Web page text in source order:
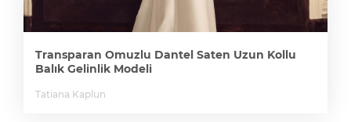
Transparan Omuzlu Dantel Saten Uzun Kollu
Balık Gelinlik Modeli
Tatiana Kaplun